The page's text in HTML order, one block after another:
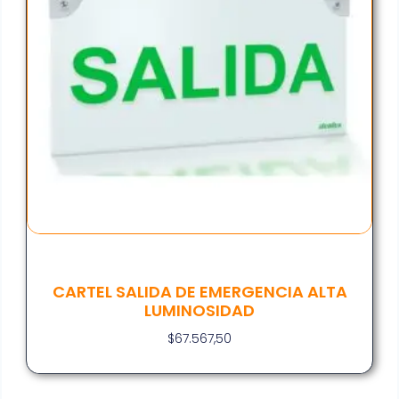
CARTEL SALIDA DE EMERGENCIA ALTA
LUMINOSIDAD
$67.567,50